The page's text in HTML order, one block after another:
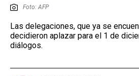
Foto: AFP
Las delegaciones, que ya se
decidieron aplazar para el 1 de
diálogos.